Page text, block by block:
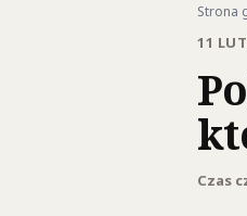
Strona
11
Czas